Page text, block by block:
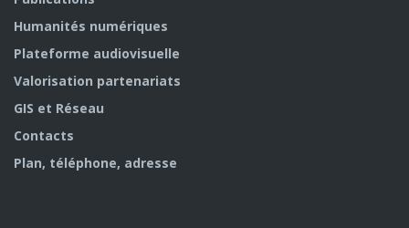
Humanités numériques
Plateforme audiovisuelle
Valorisation partenariats
GIS et Réseau
Contacts
Plan, téléphone, adresse